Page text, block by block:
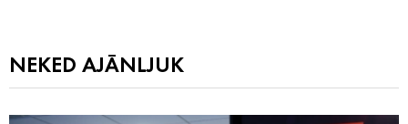
NEKED AJÁNLJUK